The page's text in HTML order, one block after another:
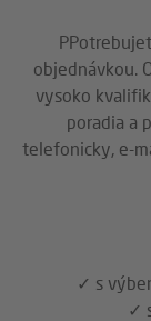
objednávkou.
vysoko
poradia a
telefonicky, e-
✓ s
✓